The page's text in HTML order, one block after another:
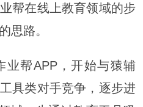
帮在线上教育领域的步
思路。
业帮APP，开始与猿辅
具类对手竞争，逐步进